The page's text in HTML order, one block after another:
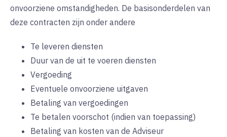
onvoorziene omstandigheden. De basisonderdelen van
deze contracten zijn onder andere
Te leveren diensten
Duur van de uit te voeren diensten
Vergoeding
Eventuele onvoorziene uitgaven
Betaling van vergoedingen
Te betalen voorschot (indien van toepassing)
Betaling van kosten van de Adviseur